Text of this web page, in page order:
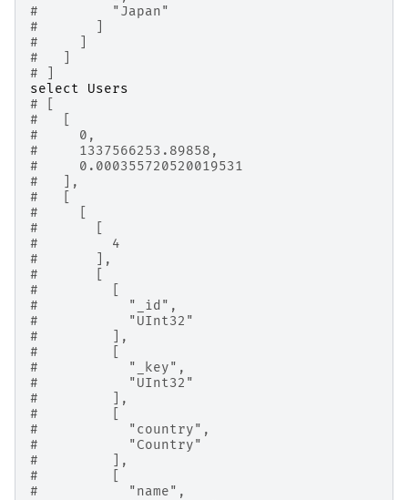
#         "Japan"
#       ]
#     ]
#   ]
# ]
select
Users
# [
#   [
#     0,
#     1337566253.89858,
#     0.000355720520019531
#   ],
#   [
#     [
#       [
#         4
#       ],
#       [
#         [
#           "_id",
#           "UInt32"
#         ],
#         [
#           "_key",
#           "UInt32"
#         ],
#         [
#           "country",
#           "Country"
#         ],
#         [
#           "name",